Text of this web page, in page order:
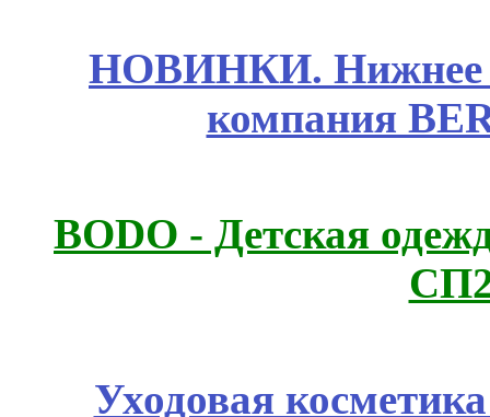
НОВИНКИ. Нижнее
компания
BODO - Детская
Уходовая